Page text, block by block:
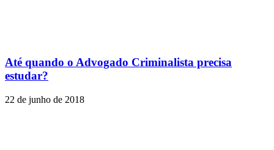
Até quando o Advogado Criminalista precisa
estudar?
22 de junho de 2018